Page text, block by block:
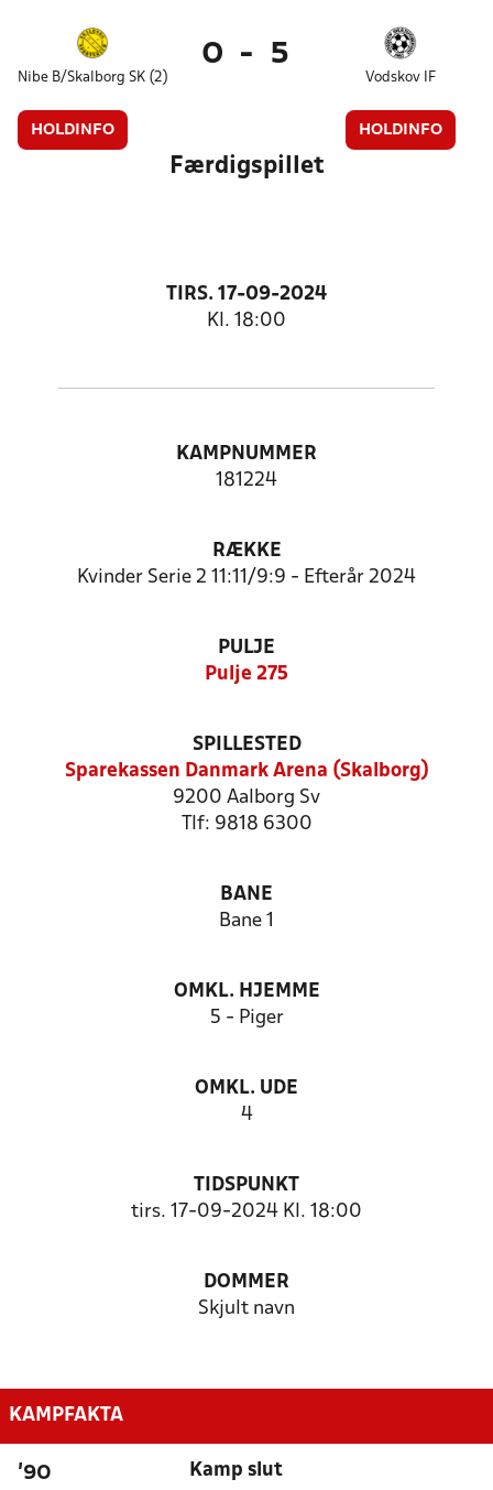
Nibe B/Skalborg SK (2)
HOLDINFO
0 - 5
Vodskov IF
HOLDINFO
Færdigspillet
TIRS. 17-09-2024
Kl. 18:00
KAMPNUMMER
181224
RÆKKE
Kvinder Serie 2 11:11/9:9 - Efterår 2024
PULJE
Pulje 275
SPILLESTED
Sparekassen Danmark Arena (Skalborg)
9200 Aalborg Sv
Tlf: 9818 6300
BANE
Bane 1
OMKL. HJEMME
5 - Piger
OMKL. UDE
4
TIDSPUNKT
tirs. 17-09-2024 Kl. 18:00
DOMMER
Skjult navn
KAMPFAKTA
'90 Kamp slut